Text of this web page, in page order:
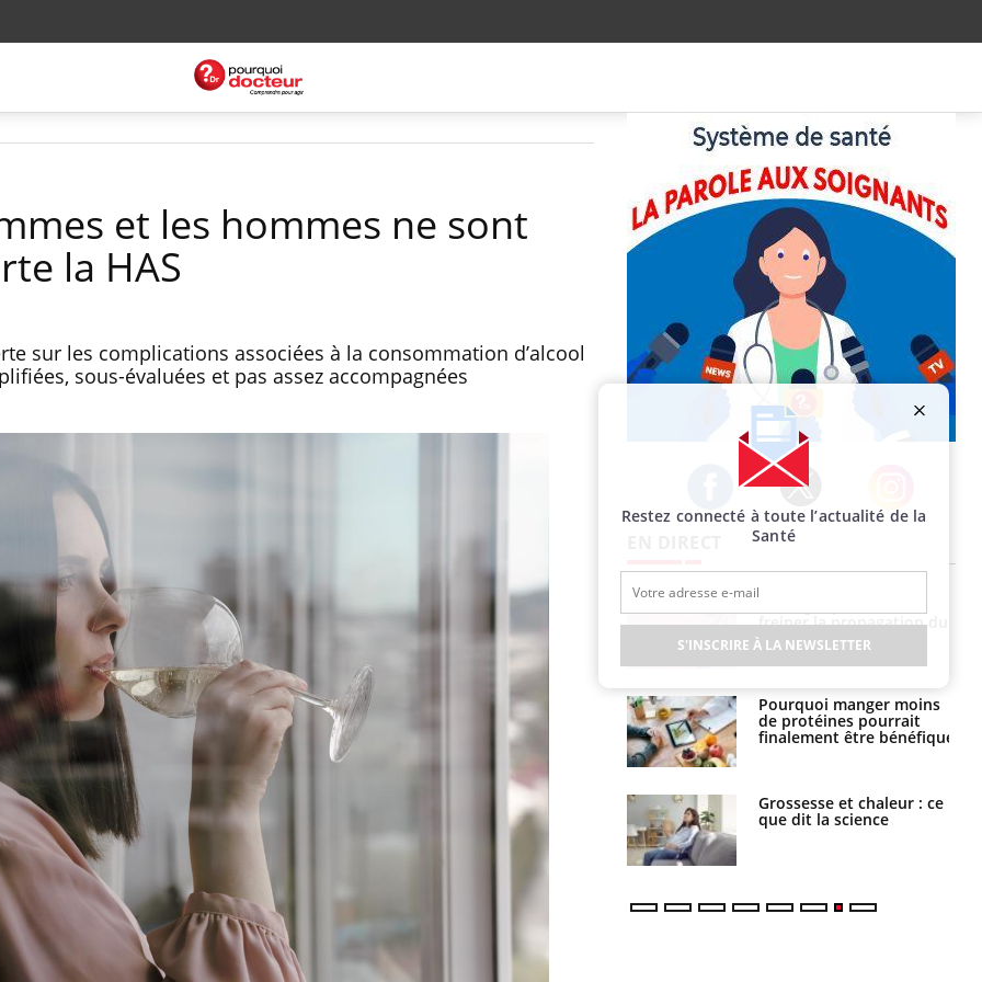
et les hommes ne sont
la HAS
sur les complications associées à la consommation d’alcool
sous-évaluées et pas assez accompagnées
Facebook Twitter Instagram
Les médicaments GLP-1
protègent-ils aussi les os
?
Cytomégalovirus : ce qui
change dans la prise en
charge des femmes
enceintes
La sieste empêche-t-elle
de dormir la nuit ?
VIH : la fin du comprimé
tous les jours se profile-t-
elle enfin ?
Pourquoi votre ventre
gâche-t-il les premiers
jours de vos vacances ?
Fortes chaleurs :
pourquoi le risque de
noyade grimpe-t-il ?
freiner la propagation du
cancer ?
Pourquoi manger moins
de protéines pourrait
finalement être bénéfique
Grossesse et chaleur : ce
que dit la science
Restez connecté à toute l’actualité de la
Santé
S'INSCRIRE À LA NEWSLETTER